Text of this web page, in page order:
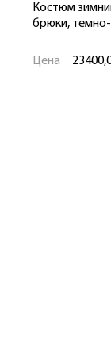
Костюм
брюки,
Цена